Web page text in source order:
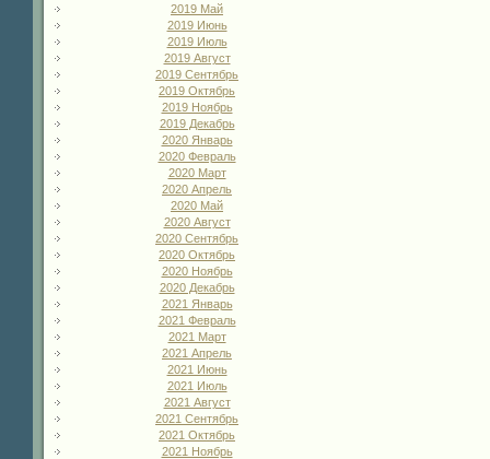
2019 Май
2019 Июнь
2019 Июль
2019 Август
2019 Сентябрь
2019 Октябрь
2019 Ноябрь
2019 Декабрь
2020 Январь
2020 Февраль
2020 Март
2020 Апрель
2020 Май
2020 Август
2020 Сентябрь
2020 Октябрь
2020 Ноябрь
2020 Декабрь
2021 Январь
2021 Февраль
2021 Март
2021 Апрель
2021 Июнь
2021 Июль
2021 Август
2021 Сентябрь
2021 Октябрь
2021 Ноябрь